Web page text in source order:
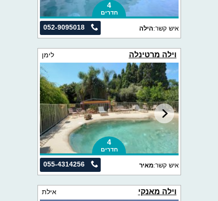
4
חדרים
052-9095018 איש קשר:הילה
וילה מרטינלה לימן
4
חדרים
055-4314256 איש קשר:מאיר
וילה מאנקי אילת